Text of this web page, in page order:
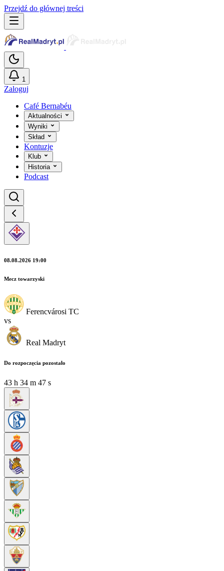
Przejdź do głównej treści
1
Zaloguj
Café Bernabéu
Aktualności
Wyniki
Skład
Kontuzje
Klub
Historia
Podcast
08.08.2026 19:00
Mecz towarzyski
Ferencvárosi TC
vs
Real Madryt
Do rozpoczęcia pozostało
43 h 34 m 46 s